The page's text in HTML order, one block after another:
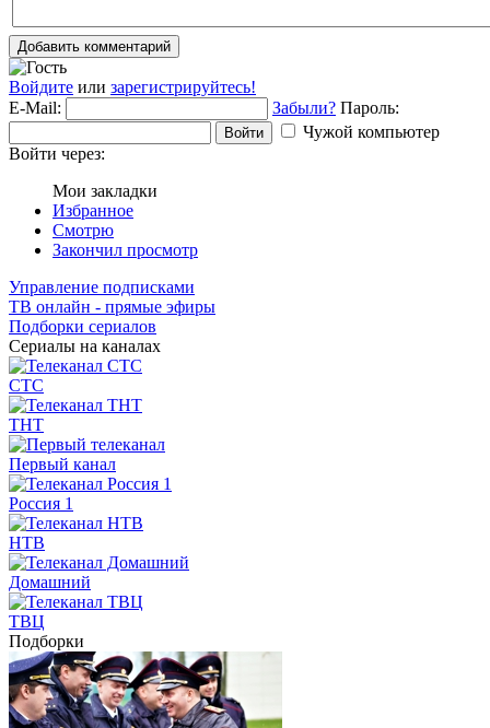
Добавить комментарий
Войдите или зарегистрируйтесь!
E-Mail:
Забыли? Пароль:
Войти
Чужой компьютер
Войти через:
Мои закладки
Избранное
Смотрю
Закончил просмотр
Управление подписками
ТВ онлайн - прямые эфиры
Подборки сериалов
Сериалы на каналах
СТС
ТНТ
Первый канал
Россия 1
НТВ
Домашний
ТВЦ
Подборки